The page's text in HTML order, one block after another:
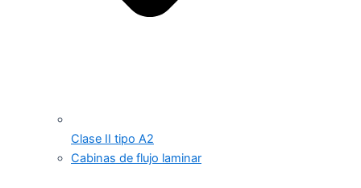
Clase II tipo A2
Cabinas de flujo laminar